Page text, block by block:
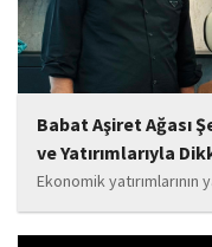
Babat Aşiret Ağası
ve Yatırımlarıyla
Ekonomik
de önem veren
yapımına katkı